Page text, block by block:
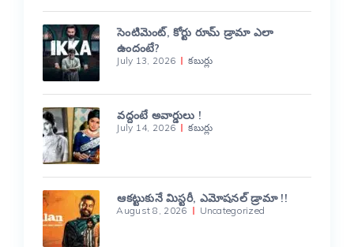
సెంటిమెంట్, కోర్టు రూమ్ డ్రామా ఎలా
ఉందంటే?
July 13, 2026 కబుర్లు
వద్దంటే అవార్డులు !
July 14, 2026 కబుర్లు
ఆకట్టుకునే మిస్టరీ, ఎమోషనల్ డ్రామా !!
August 8, 2026 Uncategorized